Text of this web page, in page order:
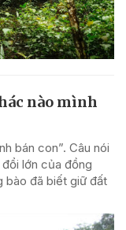
nào mình
bán con”. Câu nói
lớn của đồng
bào đã biết giữ đất